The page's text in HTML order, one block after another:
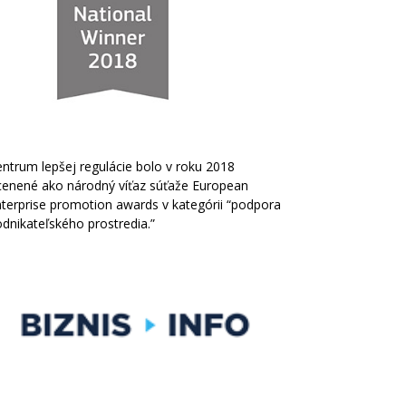
lepšej regulácie bolo v roku 2018
ako národný víťaz súťaže European
promotion awards v kategórii “podpora
prostredia.”